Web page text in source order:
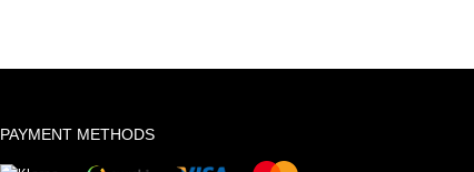
PAYMENT METHODS